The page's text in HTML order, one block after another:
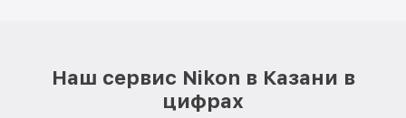
Наш сервис Nikon в Казани в
цифрах